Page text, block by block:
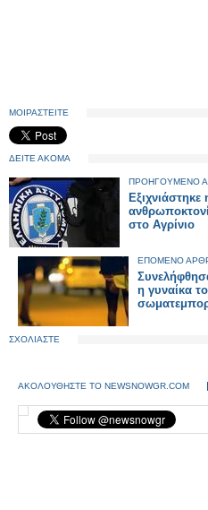
ΜΟΙΡΑΣΤΕΙΤΕ
ΔΕΙΤΕ ΑΚΟΜΑ
ΠΡΟΗΓΟΥΜΕΝΟ
στο Αγρίνιο
ΕΠΟΜΕΝΟ
η γυναίκα
ΣΧΟΛΙΑΣΤΕ
ΑΚΟΛΟΥΘΗΣΤΕ ΤΟ NEWSNOWGR.COM